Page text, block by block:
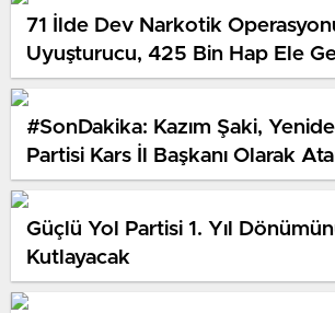
71 İlde Dev Narkotik
Uyuşturucu, 425 Bin Hap Ele
#SonDakika: Kazım Şaki,
Partisi Kars İl Başkanı Olarak
Güçlü Yol Partisi 1. Yıl
Kutlayacak